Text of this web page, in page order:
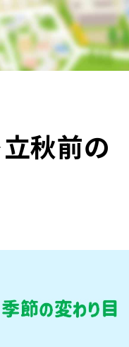
秋前の